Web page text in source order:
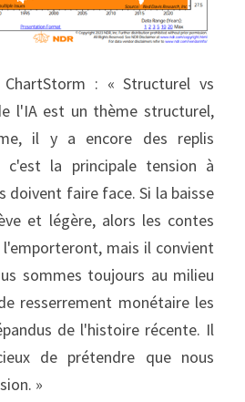
: « Structurel vs
l'IA est un thème structurel,
il y a encore des replis
c'est la principale tension à
doivent faire face. Si la baisse
et légère, alors les contes
mais il convient
sommes toujours au milieu
resserrement monétaire les
de l'histoire récente. Il
de prétendre que nous
»